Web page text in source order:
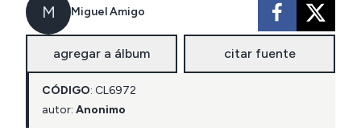
M Miguel Amigo
agregar a álbum citar fuente
CÓDIGO: CL6972
autor: Anonimo